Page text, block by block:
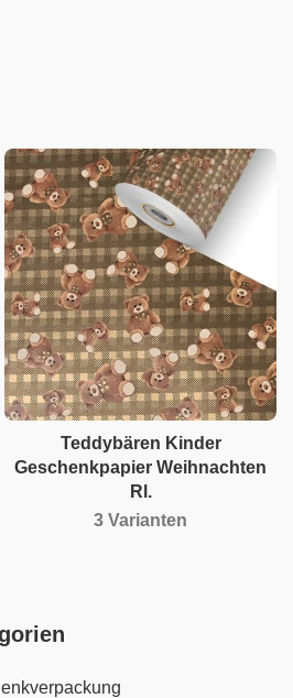
Teddybären Kinder
Geschenkpapier Weihnachten
Rl.
3 Varianten